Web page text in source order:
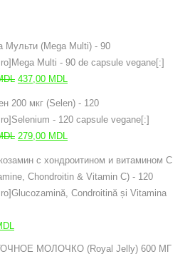
Мульти (Mega Multi) - 90
Multi - 90 de capsule vegane[:]
Первоначальная
составляла
437,00 MDL
437,00 MDL.
200 мкг (Selen) - 120
- 120 capsule vegane[:]
Первоначальная
составляла
310,00 MDL.
279,00 MDL
с хондроитином и витамином С
Chondroitin & Vitamin C) - 120
Condroitină și Vitamina
МОЛОЧКО (Royal Jelly) 600 МГ